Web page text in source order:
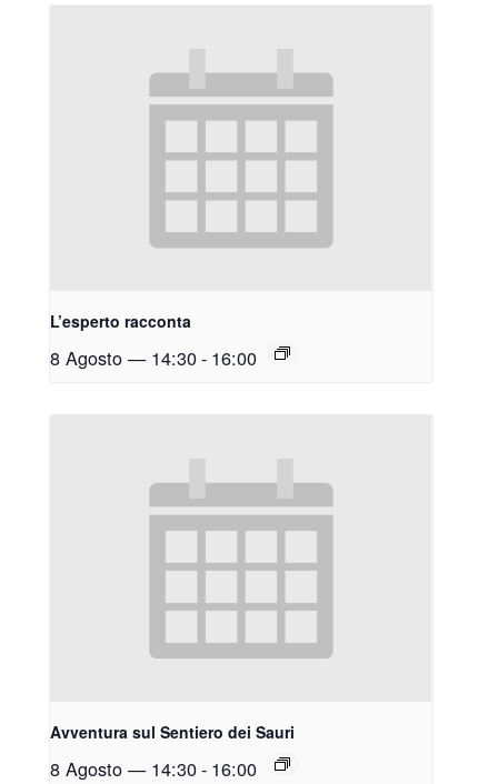
L’esperto racconta
8 Agosto — 14:30- 16:00
Avventura sul Sentiero dei Sauri
8 Agosto — 14:30- 16:00